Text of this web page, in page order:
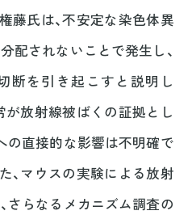
藤氏は、不安定な染色体異
配されないことで発生し、
断を引き起こすと説明し
が放射線被ばくの証拠とし
の直接的な影響は不明確で
、マウスの実験による放射
さらなるメカニズム調査の